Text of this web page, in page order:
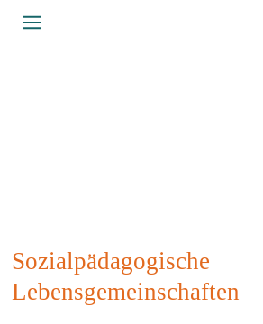
Sozialpädagogische
Lebensgemeinschaften